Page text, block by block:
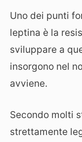
Uno dei punti
leptina è la
sviluppare a
insorgono nel
avviene.
Secondo molti
strettamente